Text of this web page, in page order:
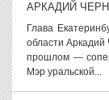
АРКАДИЙ
Глава
области Аркадий
прошлом —
Мэр уральской...